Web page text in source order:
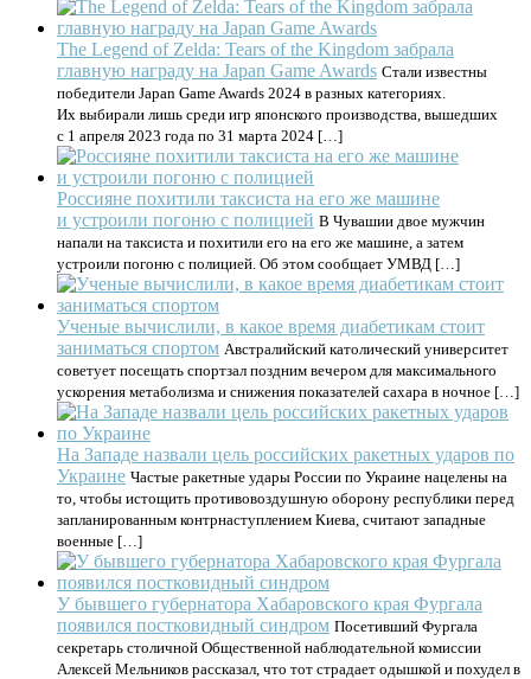
The Legend of Zelda: Tears of the Kingdom забрала
главную награду на Japan Game Awards Стали известны
победители Japan Game Awards 2024 в разных категориях.
Их выбирали лишь среди игр японского производства, вышедших
с 1 апреля 2023 года по 31 марта 2024 […]
Россияне похитили таксиста на его же машине
и устроили погоню с полицией В Чувашии двое мужчин
напали на таксиста и похитили его на его же машине, а затем
устроили погоню с полицией. Об этом сообщает УМВД […]
Ученые вычислили, в какое время диабетикам стоит
заниматься спортом Австралийский католический университет
советует посещать спортзал поздним вечером для максимального
ускорения метаболизма и снижения показателей сахара в ночное […]
На Западе назвали цель российских ракетных ударов по
Украине Частые ракетные удары России по Украине нацелены на
то, чтобы истощить противовоздушную оборону республики перед
запланированным контрнаступлением Киева, считают западные
военные […]
У бывшего губернатора Хабаровского края Фургала
появился постковидный синдром Посетивший Фургала
секретарь столичной Общественной наблюдательной комиссии
Алексей Мельников рассказал, что тот страдает одышкой и похудел в